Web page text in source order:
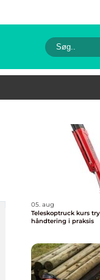
05. aug
Teleskoptruck kurs trygg og effektiv
håndtering i praksis